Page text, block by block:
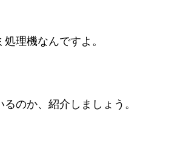
理機なんですよ。
のか、紹介しましょう。